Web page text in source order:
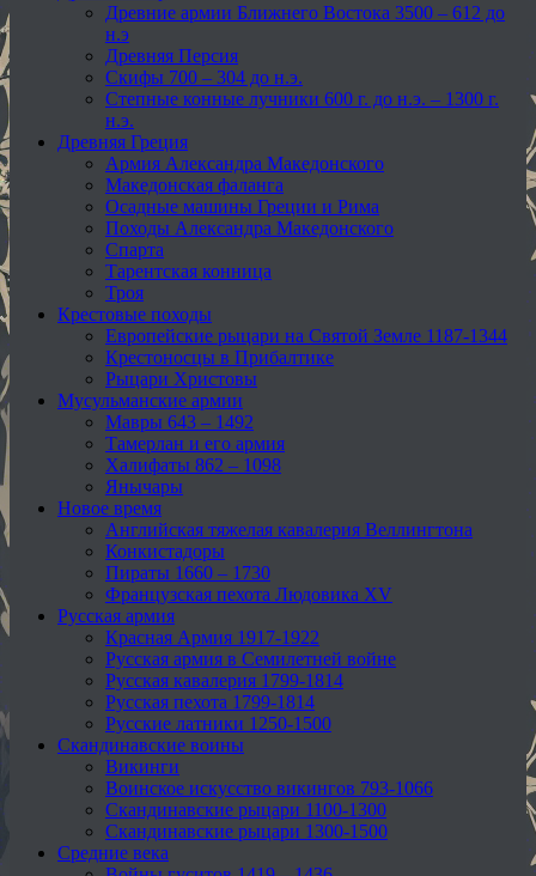
Древние армии Ближнего Востока 3500 – 612 до
н.э
Древняя Персия
Скифы 700 – 304 до н.э.
Степные конные лучники 600 г. до н.э. – 1300 г.
н.э.
Древняя Греция
Армия Александра Македонского
Македонская фаланга
Осадные машины Греции и Рима
Походы Александра Македонского
Спарта
Тарентская конница
Троя
Крестовые походы
Европейские рыцари на Святой Земле 1187-1344
Крестоносцы в Прибалтике
Рыцари Христовы
Мусульманские армии
Мавры 643 – 1492
Тамерлан и его армия
Халифаты 862 – 1098
Янычары
Новое время
Английская тяжелая кавалерия Веллингтона
Конкистадоры
Пираты 1660 – 1730
Французская пехота Людовика XV
Русская армия
Красная Армия 1917-1922
Русская армия в Семилетней войне
Русская кавалерия 1799-1814
Русская пехота 1799-1814
Русские латники 1250-1500
Скандинавские воины
Викинги
Воинское искусство викингов 793-1066
Скандинавские рыцари 1100-1300
Скандинавские рыцари 1300-1500
Средние века